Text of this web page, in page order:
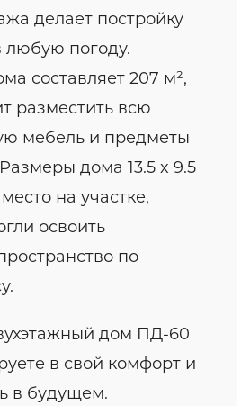
делает постройку
погоду.
составляет 207 м²,
разместить всю
мебель и предметы
дома 13.5 x 9.5
на участке,
освоить
по
дом ПД-60
в свой комфорт и
в будущем.